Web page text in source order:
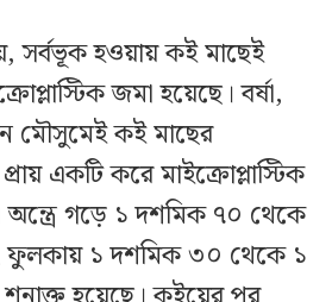
সর্বভূক হওয়ায় কই মাছেই
জমা হয়েছে। বর্ষা,
মৌসুমেই কই মাছের
একটি করে মাইক্রোপ্লাস্টিক
অন্ত্রে গড়ে ১ দশমিক ৭০ থেকে
১ দশমিক ৩০ থেকে ১